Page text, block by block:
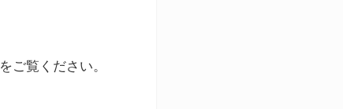
をご覧ください。